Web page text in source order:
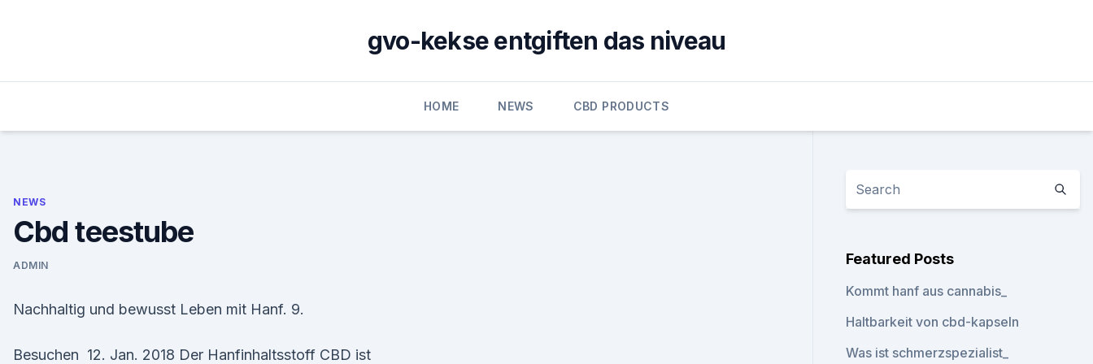
gvo-kekse entgiften das niveau
HOME NEWS CBD PRODUCTS
NEWS
Cbd teestube
ADMIN
Nachhaltig und bewusst Leben mit Hanf. 9.
Besuchen 12. Jan. 2018 Der Hanfinhaltsstoff CBD ist
Featured Posts
Kommt hanf aus cannabis_
Haltbarkeit von cbd-kapseln
Was ist schmerzspezialist_